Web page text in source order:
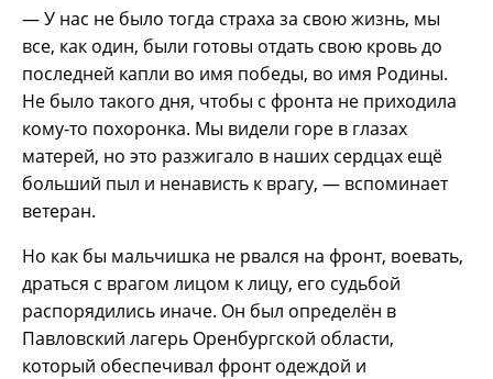
— У нас не было тогда страха за свою жизнь, мы
все, как один, были готовы отдать свою кровь до
последней капли во имя победы, во имя Родины.
Не было такого дня, чтобы с фронта не приходила
кому-то похоронка. Мы видели горе в глазах
матерей, но это разжигало в наших сердцах ещё
больший пыл и ненависть к врагу, — вспоминает
ветеран.
Но как бы мальчишка не рвался на фронт, воевать,
драться с врагом лицом к лицу, его судьбой
распорядились иначе. Он был определён в
Павловский лагерь Оренбургской области,
который обеспечивал фронт одеждой и